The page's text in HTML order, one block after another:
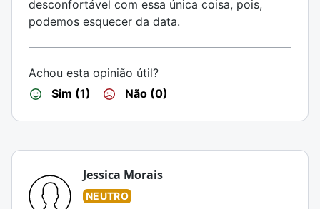
desconfortável com essa única coisa, pois,
podemos esquecer da data.
Achou esta opinião útil?
Sim (1)
Não (0)
Jessica Morais
NEUTRO